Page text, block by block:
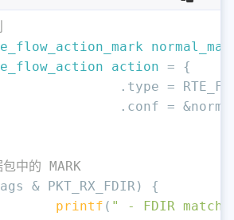
action = {
.type =
.conf =
中的 MARK
& PKT_RX_FDIR) {
printf ( " - FDIR